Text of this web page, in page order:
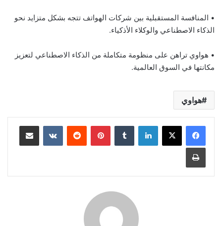
• المنافسة المستقبلية بين شركات الهواتف تتجه بشكل متزايد نحو
الذكاء الاصطناعي والوكلاء الأذكياء.
• هواوي تراهن على منظومة متكاملة من الذكاء الاصطناعي لتعزيز
مكانتها في السوق العالمية.
هواوي
لينكدإن بينتيريست مشاركة عبر البريد
طباعة